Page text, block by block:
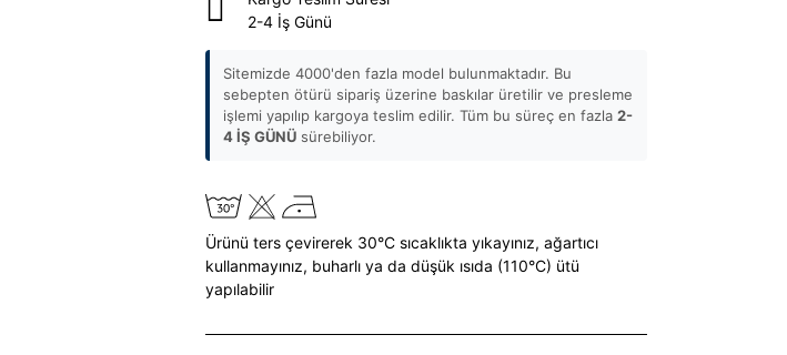
2-4 İş Günü
Sitemizde 4000'den fazla model bulunmaktadır. Bu
sebepten ötürü sipariş üzerine baskılar üretilir ve presleme
işlemi yapılıp kargoya teslim edilir. Tüm bu süreç en fazla2-
4 İŞ GÜNÜ sürebiliyor.
Ürünü ters çevirerek 30°C sıcaklıkta yıkayınız, ağartıcı
kullanmayınız, buharlı ya da düşük ısıda (110°C) ütü
yapılabilir